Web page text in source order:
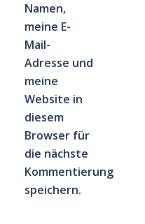
Namen,
meine E-
Mail-
Adresse und
meine
Website in
diesem
Browser für
die nächste
Kommentierung
speichern.